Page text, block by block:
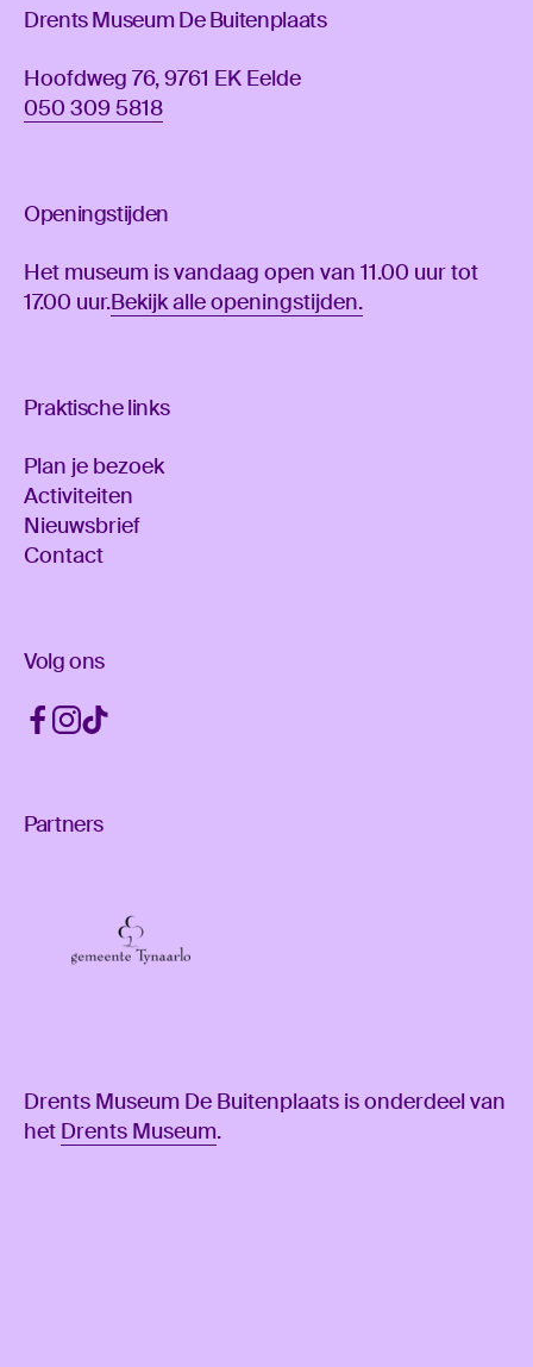
Drents Museum De Buitenplaats
Hoofdweg 76, 9761 EK Eelde
050 309 5818
Openingstijden
Het museum is vandaag open van 11.00 uur tot
17.00 uur.Bekijk alle openingstijden.
Praktische links
Plan je bezoek
Activiteiten
Nieuwsbrief
Contact
Volg ons
Partners
Drents Museum De Buitenplaats is onderdeel van
het Drents Museum.